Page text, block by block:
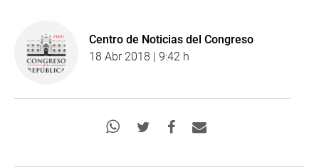
Centro de Noticias del Congreso
18 Abr 2018 | 9:42 h